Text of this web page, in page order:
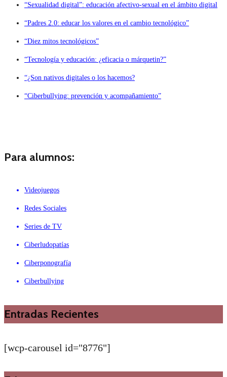
“Sexualidad digital”: educación afectivo-sexual en el ámbito digital
“Padres 2.0: educar los valores en el cambio tecnológico”
“Diez mitos tecnológicos”
“Tecnología y educación: ¿eficacia o márquetin?”
“¿Son nativos digitales o los hacemos?
“Ciberbullying: prevención y acompañamiento”
Para alumnos:
Videojuegos
Redes Sociales
Series de TV
Ciberludopatías
Ciberponografía
Ciberbullying
Entradas Recientes
[wcp-carousel id="8776"]